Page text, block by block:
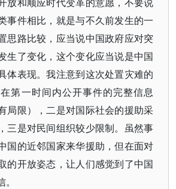
事件相比，就是与不久前发生的一
思路比较，应当说中国政府应对突
生了变化，这个变化应当说是中国
体表现。我注意到这次处置灾难的
第一时间内公开事件的完整信息
局限），二是对国际社会的援助采
三是对民间组织较少限制。虽然事
国的近邻国家来华援助，但在面对
的开放姿态，让人们感觉到了中国